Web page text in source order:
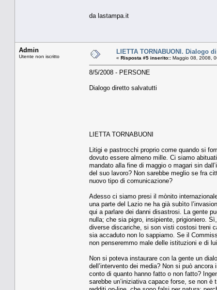
da lastampa.it
Admin
Utente non iscritto
LIETTA TORNABUONI. Dialogo
« Risposta #5 inserito:: Maggio 08, 2008,
8/5/2008 - PERSONE
Dialogo diretto salvatutti
LIETTA TORNABUONI
Litigi e pastrocchi proprio come quando si
dovuto essere almeno mille. Ci siamo
mandato alla fine di maggio o magari sin
del suo lavoro? Non sarebbe meglio se fra
nuovo tipo di comunicazione?
Adesso ci siamo presi il mònito
una parte del Lazio ne ha già subìto
qui a parlare dei danni disastrosi. La gente
nulla; che sia pigro, insipiente, prigioniero.
diverse discariche, si son visti costosi treni
sia accaduto non lo sappiamo. Se il
non penseremmo male delle istituzioni e di
Non si poteva instaurare con la gente un
dell’intervento dei media? Non si può
conto di quanto hanno fatto o non fatto?
sarebbe un’iniziativa capace forse, se non